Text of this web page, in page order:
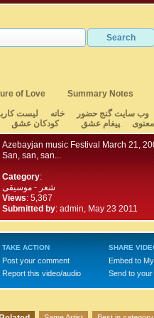
of Love
Summary Notes
وب سایت گنج حضور
خانه لیست
معنوی
پیغام عشق کودکان عشق
Azebayjan music Festival March 21,
San, san, san...
Category:
شعر - موسیقی
Views: 5,367
Submitted by: admin, May 23 2011
TAKE ACTION
Post your comment
Report this video/audio
SHARE
Embed to
Send to your